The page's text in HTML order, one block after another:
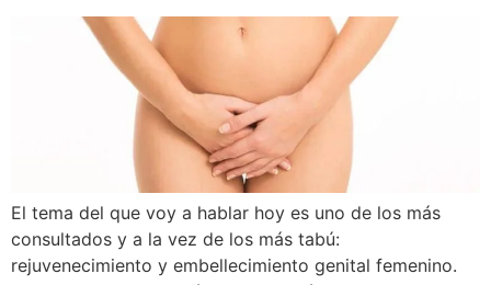
El tema del que voy a hablar hoy es uno de los más
consultados y a la vez de los más tabú:
rejuvenecimiento y embellecimiento genital femenino.